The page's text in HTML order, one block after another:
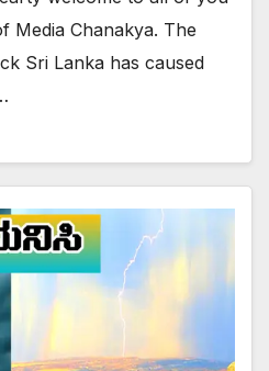
Media Chanakya. The
Sri Lanka has caused